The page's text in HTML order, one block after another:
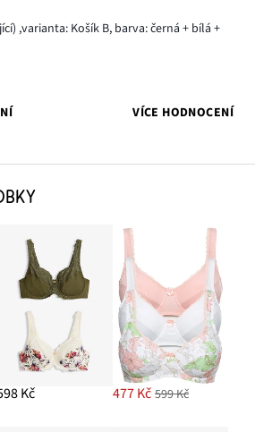
,varianta: Košík B, barva: černá + bílá +
VÍCE HODNOCENÍ
Kč 477 Kč 599 Kč